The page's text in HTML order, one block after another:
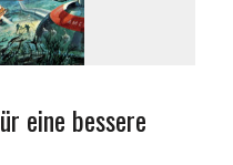
eine bessere